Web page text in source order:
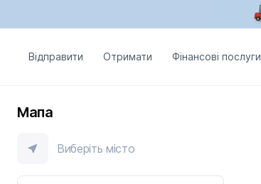
Відправити Отримати Фінансові послуги
Мапа
Виберіть місто